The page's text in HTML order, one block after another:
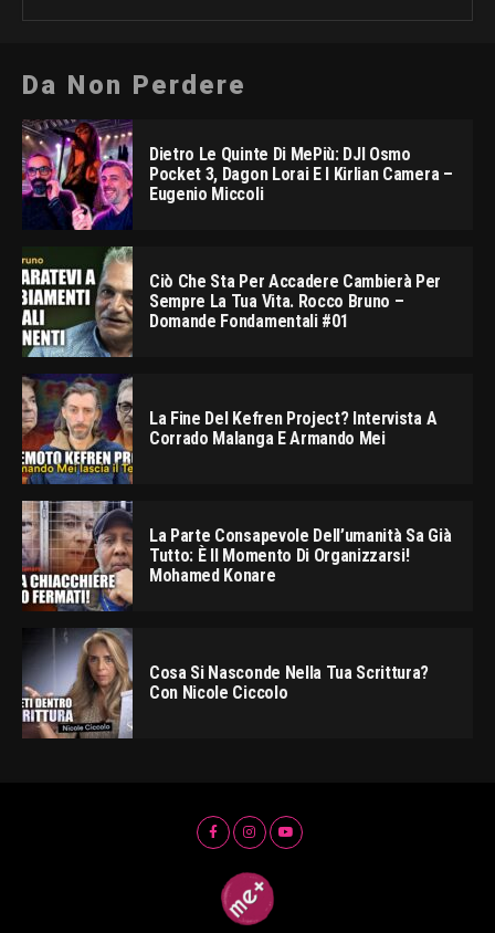
Da Non Perdere
Dietro Le Quinte Di MePiù: DJI Osmo
Pocket 3, Dagon Lorai E I Kirlian Camera –
Eugenio Miccoli
Ciò Che Sta Per Accadere Cambierà Per
Sempre La Tua Vita. Rocco Bruno –
Domande Fondamentali #01
La Fine Del Kefren Project? Intervista A
Corrado Malanga E Armando Mei
La Parte Consapevole Dell’umanità Sa Già
Tutto: È Il Momento Di Organizzarsi!
Mohamed Konare
Cosa Si Nasconde Nella Tua Scrittura?
Con Nicole Ciccolo